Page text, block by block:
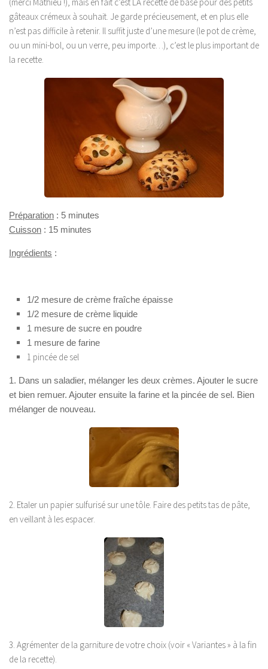
gâteaux crémeux à souhait. Je garde précieusement, et en plus elle
n’est pas difficile à retenir. Il suffit juste d’une mesure (le pot de crème,
ou un mini-bol, ou un verre, peu importe…), c’est le plus important de
la recette.
Préparation : 5 minutes
Cuisson : 15 minutes
Ingrédients :
1/2 mesure de crème fraîche épaisse
1/2 mesure de crème liquide
1 mesure de sucre en poudre
1 mesure de farine
1 pincée de sel
1. Dans un saladier, mélanger les deux crèmes. Ajouter le sucre
et bien remuer. Ajouter ensuite la farine et la pincée de sel. Bien
mélanger de nouveau.
2. Etaler un papier sulfurisé sur une tôle. Faire des petits tas de pâte,
en veillant à les espacer.
3. Agrémenter de la garniture de votre choix (voir « Variantes » à la fin
de la recette).